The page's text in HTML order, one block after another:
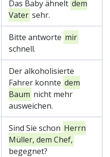
Das Baby ähnelt dem
Vater sehr.
Bitte antworte mir
schnell.
Der alkoholisierte
Fahrer konnte dem
Baum nicht mehr
ausweichen.
Sind Sie schon Herrn
Müller, dem Chef,
begegnet?